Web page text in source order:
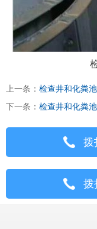
上一条： 检查井和化粪
下一条： 检查井和化粪
拨
拨